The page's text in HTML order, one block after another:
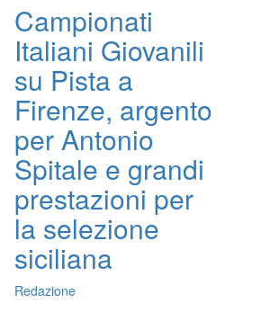
Campionati
Italiani Giovanili
su Pista a
Firenze, argento
per Antonio
Spitale e grandi
prestazioni per
la selezione
siciliana
Redazione